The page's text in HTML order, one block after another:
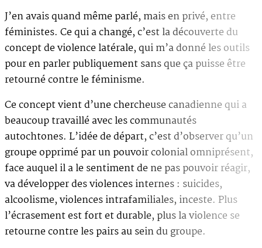
J’en avais quand même parlé, mais en privé, entre
féministes. Ce qui a changé, c’est la découverte du
concept de violence latérale, qui m’a donné les outils
pour en parler publiquement sans que ça puisse être
retourné contre le féminisme.
Ce concept vient d’une chercheuse canadienne qui a
beaucoup travaillé avec les communautés
autochtones. L’idée de départ, c’est d’observer qu’un
groupe opprimé par un pouvoir colonial omniprésent,
face auquel il a le sentiment de ne pas pouvoir réagir,
va développer des violences internes : suicides,
alcoolisme, violences intrafamiliales, inceste. Plus
l’écrasement est fort et durable, plus la violence se
retourne contre les pairs au sein du groupe.